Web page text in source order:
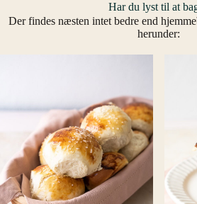
Har du lyst til at
Der findes næsten intet bedre end
herunder: